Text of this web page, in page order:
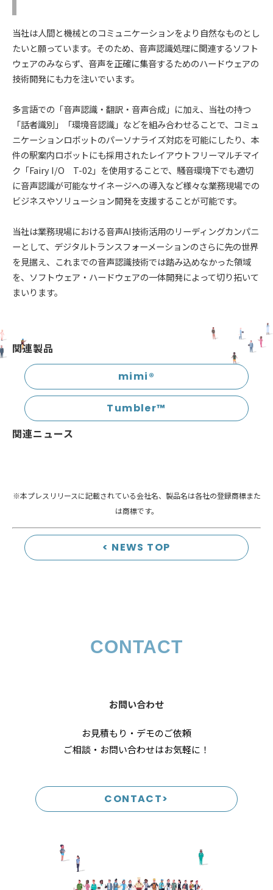
当社は人間と機械とのコミュニケーションをより自然なものとし
たいと願っています。そのため、音声認識処理に関連するソフト
ウェアのみならず、音声を正確に集音するためのハードウェアの
技術開発にも力を注いでいます。
多言語での「音声認識・翻訳・音声合成」に加え、当社の持つ
「話者識別」「環境音認識」などを組み合わせることで、コミュ
ニケーションロボットのパーソナライズ対応を可能にしたり、本
件の駅案内ロボットにも採用されたレイアウトフリーマルチマイ
ク「Fairy I/O T-02」を使用することで、騒音環境下でも適切
に音声認識が可能なサイネージへの導入など様々な業務現場での
ビジネスやソリューション開発を支援することが可能です。
当社は業務現場における音声AI技術活用のリーディングカンパニ
ーとして、デジタルトランスフォーメーションのさらに先の世界
を見据え、これまでの音声認識技術では踏み込めなかった領域
を、ソフトウェア・ハードウェアの一体開発によって切り拓いて
まいります。
関連製品
mimi®︎
Tumbler™️
関連ニュース
※本プレスリリースに記載されている会社名、製品名は各社の登録商標また
は商標です。
< NEWS TOP
CONTACT
お問い合わせ
お見積もり・デモのご依頼
ご相談・お問い合わせはお気軽に！
CONTACT>